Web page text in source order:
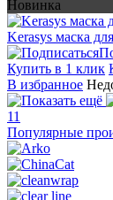
Новинка
Kerasys маска
Купить в 1 клик
В избранное
11
Популярные